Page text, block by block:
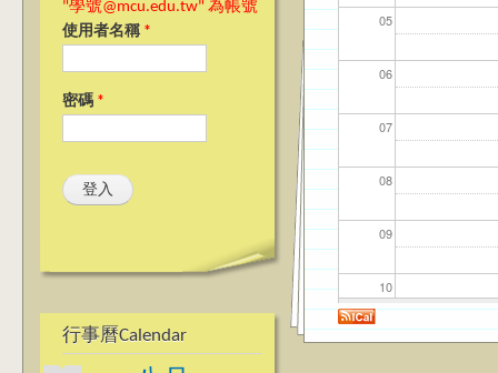
"學號@mcu.edu.tw" 為帳號
使用者名稱 *
密碼 *
行事曆Calendar
05
06
07
08
09
10
11